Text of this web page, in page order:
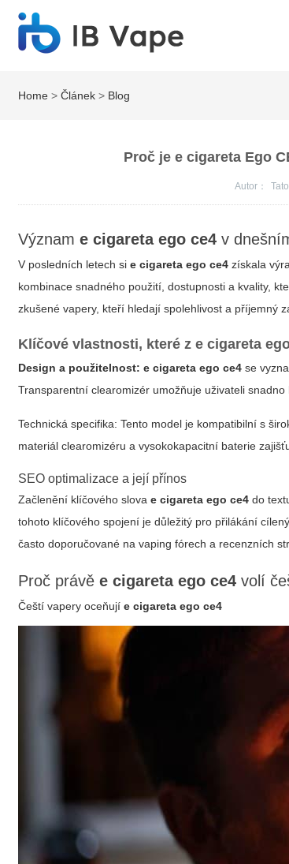
Home >Článek > Blog
Proč je e cigareta Ego
Autor：
Význame cigareta ego ce4 v
V posledních letech sie cigareta ego ce4 získala
kombinace snadného použití, dostupnosti a kvality,
zkušené vapery, kteří hledají spolehlivost a příjemný
Klíčové vlastnosti, které ze cigareta
Design a použitelnost: e cigareta ego ce4 se
Transparentní clearomizér umožňuje uživateli
Technická specifika: Tento model je kompatibilní s
materiál clearomizéru a vysokokapacitní baterie
SEO optimalizace a její přínos
Začlenění klíčového slovae cigareta ego ce4 do
tohoto klíčového spojení je důležitý pro přilákání
často doporučované na vaping fórech a recenzních
Proč právěe cigareta ego ce4 volí
Čeští vapery oceňujíe cigareta ego ce4